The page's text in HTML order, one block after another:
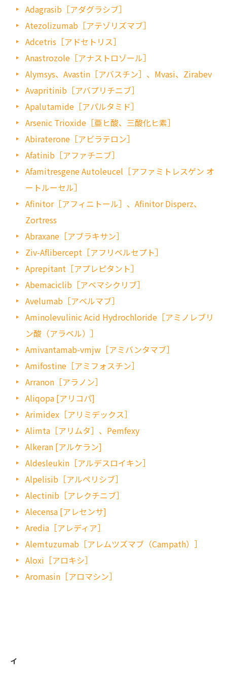
Adagrasib［アダグラシブ］
Atezolizumab［アテゾリズマブ］
Adcetris［アドセトリス］
Anastrozole［アナストロゾール］
Alymsys、Avastin［アバスチン］、Mvasi、Zirabev
Avapritinib［アバプリチニブ］
Apalutamide［アパルタミド］
Arsenic Trioxide［亜ヒ酸、三酸化ヒ素］
Abiraterone［アビラテロン］
Afatinib［アファチニブ］
Afamitresgene Autoleucel［アファミトレスゲン オ
ートルーセル］
Afinitor［アフィニトール］、Afinitor Disperz、
Zortress
Abraxane［アブラキサン］
Ziv-Aflibercept［アフリベルセプト］
Aprepitant［アプレピタント］
Abemaciclib［アベマシクリブ］
Avelumab［アベルマブ］
Aminolevulinic Acid Hydrochloride［アミノレブリ
ン酸（アラベル）］
Amivantamab-vmjw［アミバンタマブ］
Amifostine［アミフォスチン］
Arranon［アラノン］
Aliqopa [アリコパ]
Arimidex［アリミデックス］
Alimta［アリムタ］、Pemfexy
Alkeran [アルケラン]
Aldesleukin［アルデスロイキン］
Alpelisib［アルペリシブ］
Alectinib［アレクチニブ］
Alecensa [アレセンサ]
Aredia［アレディア］
Alemtuzumab［アレムツズマブ（Campath）］
Aloxi［アロキシ］
Aromasin［アロマシン］
イ